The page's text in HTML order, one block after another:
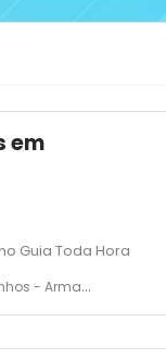
em
Guia Toda Hora
Búzios - RJ